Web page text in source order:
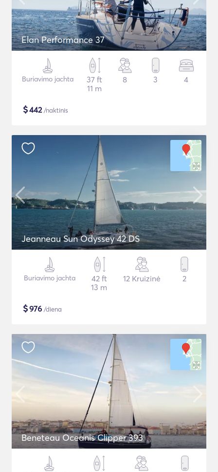
Elan Performance 37
Buriavimo jachta
37 ft
11 m
8 3 4
$442/naktinis
Jeanneau Sun Odyssey 42 DS
Buriavimo jachta
42 ft
13 m
12 Kruizinė 2
$976 /diena
Beneteau Oceanis Clipper 393